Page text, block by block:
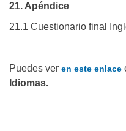
21. Apéndice
21.1 Cuestionario final
Puedes ver en este enlace
Idiomas.